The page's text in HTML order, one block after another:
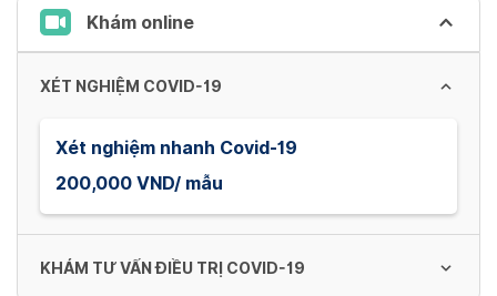
keyboard
shortcuts
changing
Khám online
XÉT NGHIỆM COVID-19
Xét nghiệm nhanh Covid-19
200,000 VND/ mẫu
KHÁM TƯ VẤN ĐIỀU TRỊ COVID-19